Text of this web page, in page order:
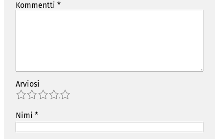
Kommentti *
Arviosi
4
3
2
1
Nimi *